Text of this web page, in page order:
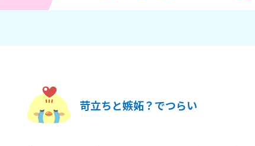
苛立ちと嫉妬？でつらい